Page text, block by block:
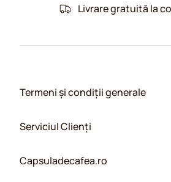
Livrare gratuită la
Termeni și condiții generale
Serviciul Clienți
Capsuladecafea.ro